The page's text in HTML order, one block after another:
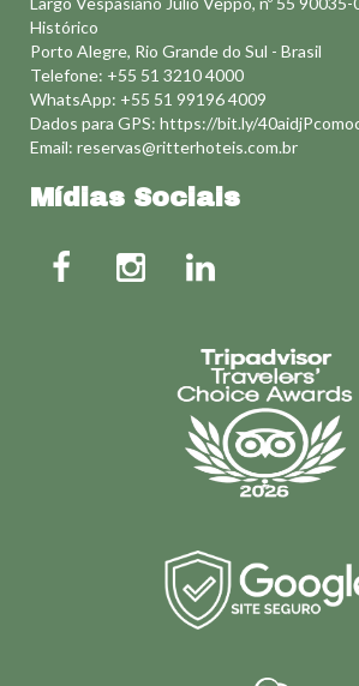
Histórico
Porto Alegre, Rio Grande do Sul - Brasil
Telefone: +55 51 3210 4000
WhatsApp: +55 51 99196 4009
Dados para GPS: https://bit.ly/
Email: reservas@ritterhoteis.com.br
Mídias Sociais